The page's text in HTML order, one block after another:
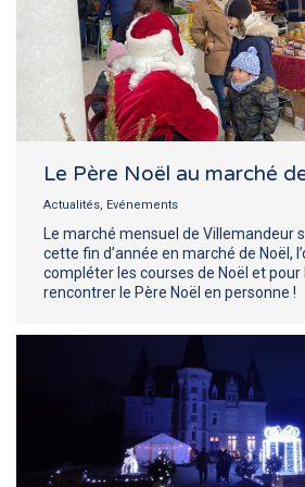
Le Père Noël au marché
Actualités, Evénements
Le marché mensuel de Villemandeur
cette fin d’année en marché de Noël,
compléter les courses de Noël et pour
rencontrer le Père Noël en personne !